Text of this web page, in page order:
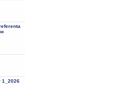
1_2026